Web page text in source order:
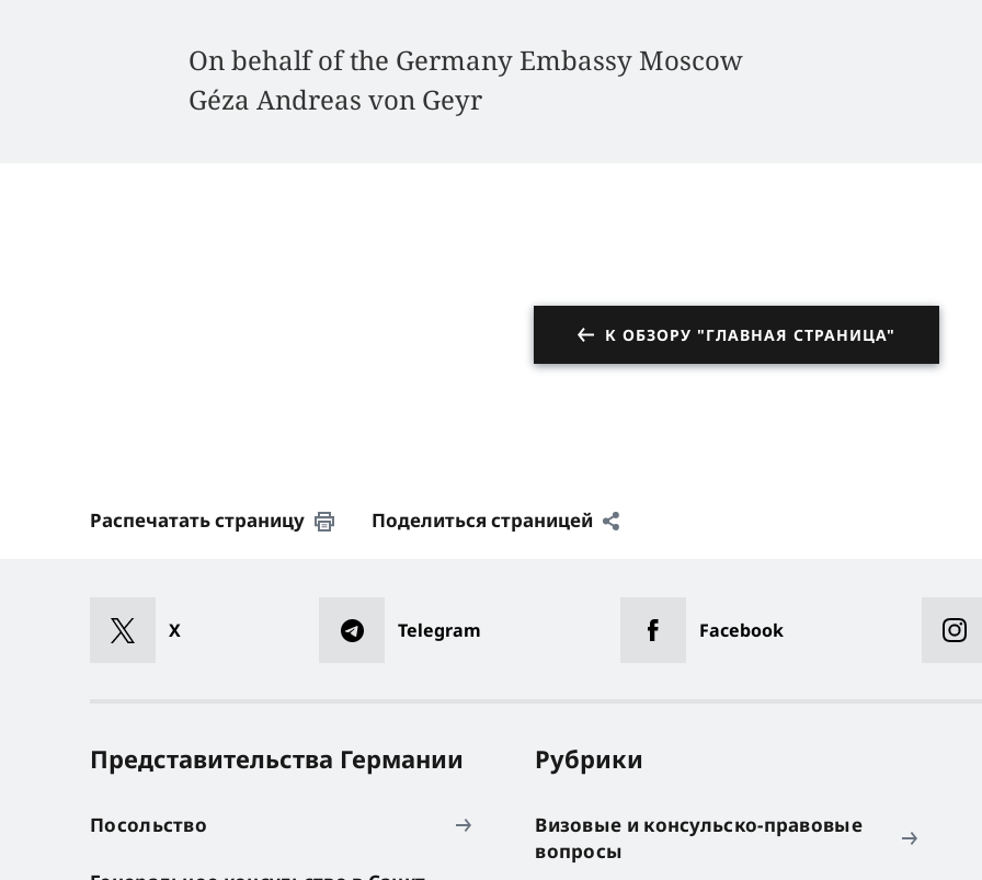
On behalf of the Germany Embassy Moscow
Géza Andreas von Geyr
К ОБЗОРУ "ГЛАВНАЯ СТРАНИЦА"
Распечатать страницу Поделиться страницей
X Telegram Facebook
Представительства Германии
Посольство
Рубрики
Визовые и консульско-правовые
вопросы